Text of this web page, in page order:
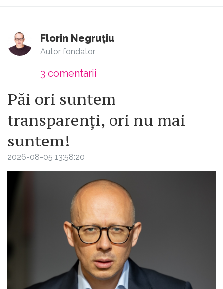
Florin Negruțiu
Autor fondator
3 comentarii
Păi ori suntem
transparenți, ori nu mai
suntem!
2026-08-05 13:58:20